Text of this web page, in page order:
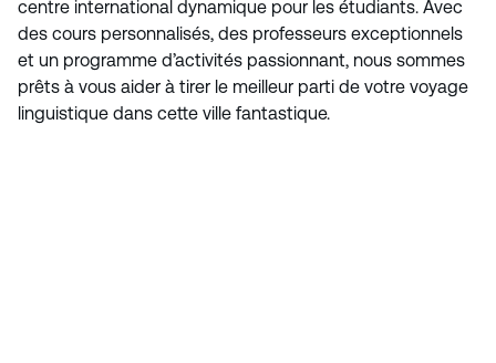
centre international dynamique pour les étudiants. Avec
des cours personnalisés, des professeurs exceptionnels
et un programme d’activités passionnant, nous sommes
prêts à vous aider à tirer le meilleur parti de votre voyage
linguistique dans cette ville fantastique.